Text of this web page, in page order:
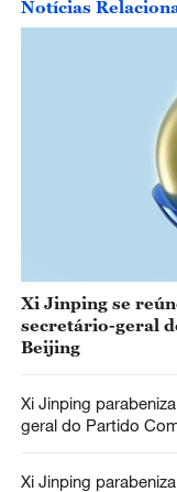
Notícias
Xi Jinping se
secretário-geral
Beijing
Xi Jinping
geral do Partido
Xi Jinping